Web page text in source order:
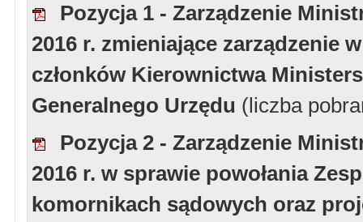
Pozycja 1 - Zarządzenie
2016 r. zmieniające zarządzenie
członków Kierownictwa
Generalnego Urzędu (liczba
Pozycja 2 - Zarządzenie
2016 r. w sprawie powołania
komornikach sądowych oraz